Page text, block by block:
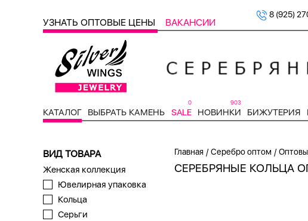
УЗНАТЬ ОПТОВЫЕ ЦЕНЫ ВАКАНСИИ
8 (925)
КАТАЛОГ ВЫБРАТЬ КАМЕНЬ SALE
0
НОВИНКИ
903
БИЖУТЕРИЯ
ВИД ТОВАРА
Женская коллекция
Ювелирная упаковка
Кольца
Серьги
Главная /Серебро оптом /
СЕРЕБРЯНЫЕ КОЛЬЦА